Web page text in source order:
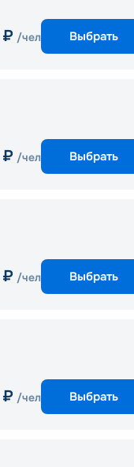
₽ /чел Выбрать
₽ /чел Выбрать
₽ /чел Выбрать
₽ /чел Выбрать